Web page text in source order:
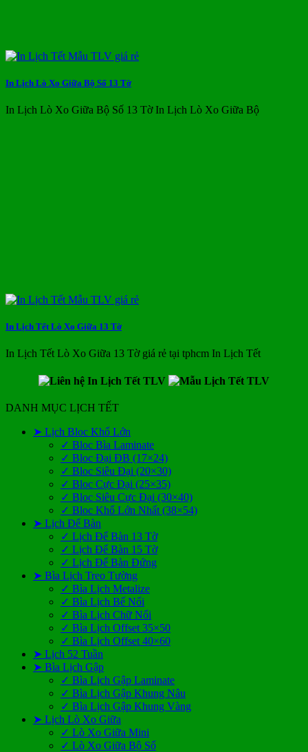
In Lịch Lò Xo Giữa Bộ Số 13 Tờ
In Lịch Lò Xo Giữa Bộ Số 13 Tờ In Lịch Lò Xo Giữa Bộ
In Lịch Tết Lò Xo Giữa 13 Tờ
In Lịch Tết Lò Xo Giữa 13 Tờ giá rẻ tại tphcm In Lịch Tết
DANH MỤC LỊCH TẾT
➤ Lịch Bloc Khổ Lớn
✓ Bloc Bìa Laminate
✓ Bloc Đại ĐB (17×24)
✓ Bloc Siêu Đại (20×30)
✓ Bloc Cực Đại (25×35)
✓ Bloc Siêu Cực Đại (30×40)
✓ Bloc Khổ Lớn Nhất (38×54)
➤ Lịch Để Bàn
✓ Lịch Để Bàn 13 Tờ
✓ Lịch Để Bàn 15 Tờ
✓ Lịch Để Bàn Đứng
➤ Bìa Lịch Treo Tường
✓ Bìa Lịch Metalize
✓ Bìa Lịch Bế Nổi
✓ Bìa Lịch Chữ Nổi
✓ Bìa Lịch Offset 35×50
✓ Bìa Lịch Offset 40×60
➤ Lịch 52 Tuần
➤ Bìa Lịch Gập
✓ Bìa Lịch Gập Laminate
✓ Bìa Lịch Gập Khung Nâu
✓ Bìa Lịch Gập Khung Vàng
➤ Lịch Lò Xo Giữa
✓ Lò Xo Giữa Mini
✓ Lò Xo Giữa Bộ Số